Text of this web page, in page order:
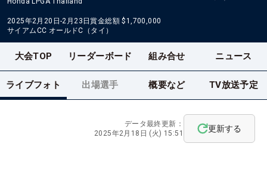
2025年2月20日-2月23日賞金総額 $1,700,000
サイアムCC オールドC（タイ）
大会TOP リーダーボード 組み合せ ニュース
ライブフォト 出場選手 概要など TV放送予定
データ最終更新：
2025年2月18日 (火) 15:51
更新する